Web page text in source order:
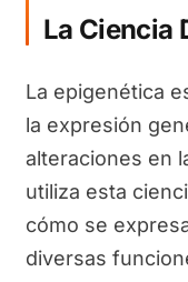
La Ciencia
La epigenética
la expresión
alteraciones en
utiliza esta
cómo se
diversas